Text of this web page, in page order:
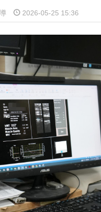
2026-05-25 15:36